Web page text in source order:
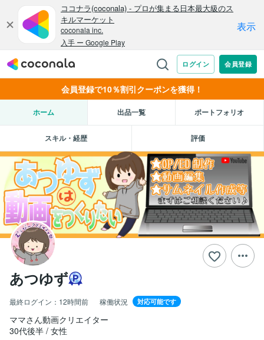
会員登録で10％割引クーポンを獲得！
ホーム 出品一覧 ポートフォリオ
スキル・経歴 評価
あつゆず
最終ログイン： 12時間前 稼働状況 対応可能です
ママさん動画クリエイター
30代後半 女性